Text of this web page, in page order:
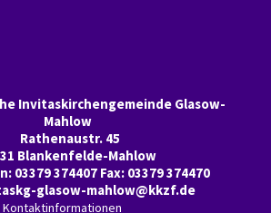
Invitaskirchengemeinde Glasow-
Mahlow
Rathenaustr. 45
Blankenfelde-Mahlow
03379 374407 Fax: 03379 374470
glasow-mahlow@kkzf.de
Kontaktinformationen